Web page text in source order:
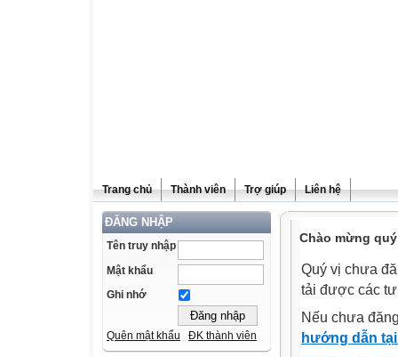
Trang chủ Thành viên Trợ giúp Liên hệ
ĐĂNG NHẬP
Tên truy nhập
Mật khẩu
Ghi nhớ
Quên mật khẩu ĐK thành viên
Chào mừng
Quý vị chưa
tải được các
Nếu chưa
hướng dẫn